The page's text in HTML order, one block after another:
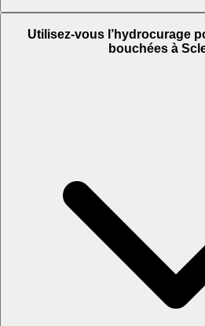
Utilisez-vous l’hydrocurage
bouchées à